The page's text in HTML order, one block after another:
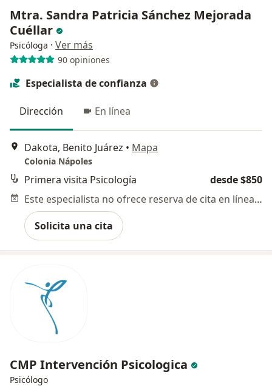
Mtra. Sandra Patricia Sánchez Mejorada
Cuéllar
Psicóloga · Ver más
90 opiniones
Especialista de confianza
Dirección En línea
Dakota, Benito Juárez • Mapa
Colonia Nápoles
Primera visita Psicología
desde $850
Este especialista no ofrece reserva de cita en línea en esta dirección.
Solicita una cita
CMP Intervención Psicologica
Psicólogo